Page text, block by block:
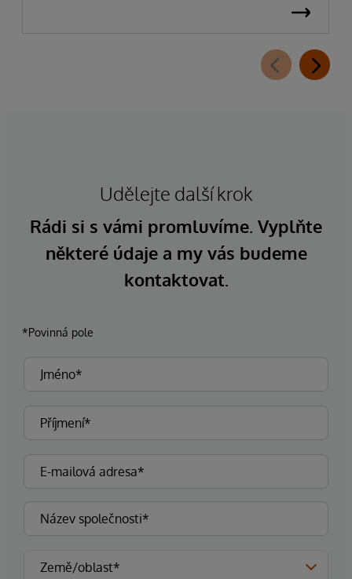
Udělejte další krok
Rádi si s vámi promluvíme. Vyplňte
některé údaje a my vás budeme
kontaktovat.
*Povinná pole